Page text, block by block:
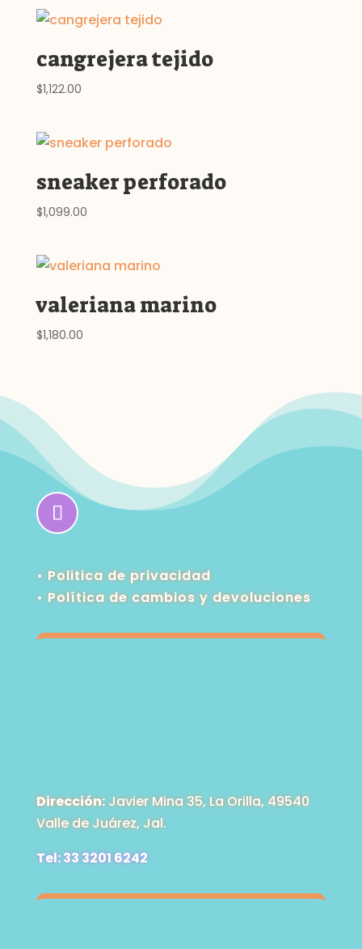
cangrejera tejido
$1,122.00
sneaker perforado
$1,099.00
valeriana marino
$1,180.00
• Politica de privacidad
•Política de cambios y devoluciones
Dirección:Javier Mina 35, La Orilla, 49540
Valle de Juárez, Jal.
Tel: 33 3201 6242